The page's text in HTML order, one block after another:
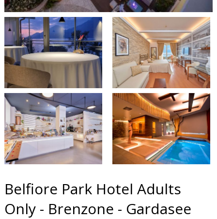
Belfiore Park Hotel Adults
Only - Brenzone - Gardasee